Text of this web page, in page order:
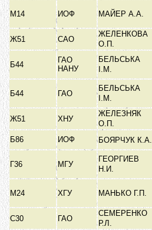
М14 ИОФ МАЙЕР А.А.
Ж51
САО
ЖЕЛЕНКОВА
О.П.
Б44
ГАО
НАНУ
БЕЛЬСЬКА
І.М.
Б44 ГАО
БЕЛЬСЬКА
І.М.
Ж51
ХНУ
ЖЕЛЕЗНЯК
О.П.
Б86
ИОФ БОЯРЧУК К.А.
Г36 МГУ
ГЕОРГИЕВ
Н.И.
М24 ХГУ МАНЬКО Г.П.
С30
ГАО
СЕМЕРЕНКО
Р.Л.